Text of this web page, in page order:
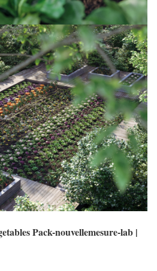
Pack-nouvellemesure-lab |